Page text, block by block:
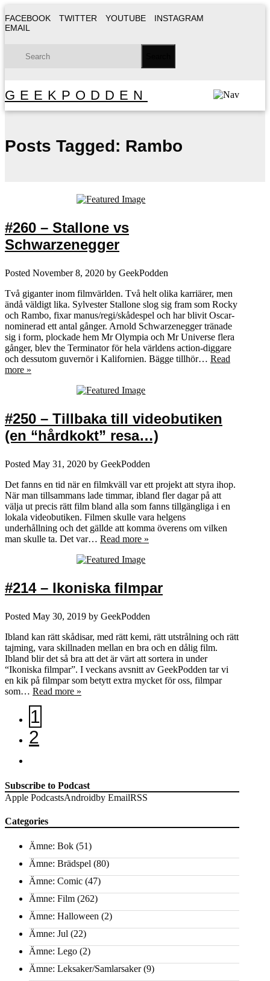
FACEBOOK TWITTER YOUTUBE
INSTAGRAM
EMAIL
GEEKPODDEN
Posts Tagged: Rambo
#260 – Stallone vs
Schwarzenegger
Posted November 8, 2020 by GeekPodden
Två giganter inom filmvärlden. Två helt olika karriärer, men
ändå väldigt lika. Sylvester Stallone slog sig fram som Rocky
och Rambo, fixar manus/regi/skådespel och har blivit Oscar-
nominerad ett antal gånger. Arnold Schwarzenegger tränade
sig i form, plockade hem Mr Olympia och Mr Universe flera
gånger, blev the Terminator för hela världens action-diggare
och dessutom guvernör i Kalifornien. Bägge tillhör… Read
more »
#250 – Tillbaka till videobutiken
(en “hårdkokt” resa…)
Posted May 31, 2020 by GeekPodden
Det fanns en tid när en filmkväll var ett projekt att styra ihop.
När man tillsammans lade timmar, ibland fler dagar på att
välja ut precis rätt film bland alla som fanns tillgängliga i en
lokala videobutiken. Filmen skulle vara helgens
underhållning och det gällde att komma överens om vilken
man skulle ta. Det var… Read more »
#214 – Ikoniska filmpar
Posted May 30, 2019 by GeekPodden
Ibland kan rätt skådisar, med rätt kemi, rätt utstrålning och rätt
tajming, vara skillnaden mellan en bra och en dålig film.
Ibland blir det så bra att det är värt att sortera in under
“Ikoniska filmpar”. I veckans avsnitt av GeekPodden tar vi
en kik på filmpar som betytt extra mycket för oss, filmpar
som… Read more »
1
2
Subscribe to Podcast
Apple PodcastsAndroidby EmailRSS
Categories
Ämne: Bok (51)
Ämne: Brädspel (80)
Ämne: Comic (47)
Ämne: Film (262)
Ämne: Halloween (2)
Ämne: Jul (22)
Ämne: Lego (2)
Ämne: Leksaker/Samlarsaker(9)